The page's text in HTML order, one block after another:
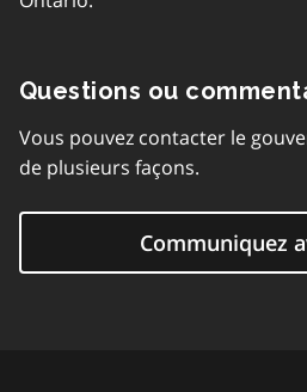
Questions ou
Vous pouvez contacter le
de plusieurs façons.
Communiquez